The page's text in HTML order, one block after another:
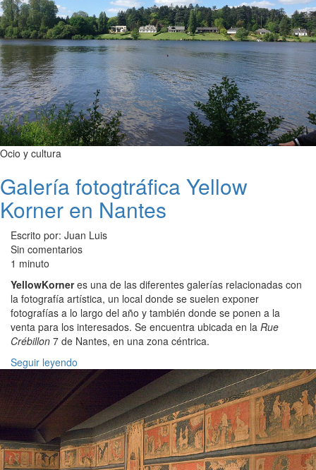
Ocio y cultura
Galería fotogtráfica Yellow
Korner en Nantes
Escrito por: Juan Luis
Sin comentarios
1 minuto
YellowKorneres una de las diferentes galerías relacionadas con
la fotografía artística, un local donde se suelen exponer
fotografías a lo largo del año y también donde se ponen a la
venta para los interesados. Se encuentra ubicada en la Rue
Crébillon 7 de Nantes, en una zona céntrica.
Seguir leyendo